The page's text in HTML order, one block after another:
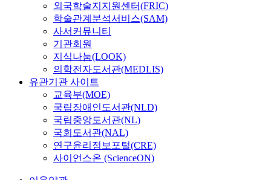
외국학술지지원센터(FRIC)
학술관계분석서비스(SAM)
사서커뮤니티
기관회원
지식나눔(LOOK)
의학전자도서관(MEDLIS)
유관기관 사이트
교육부(MOE)
국립장애인도서관(NLD)
국립중앙도서관(NL)
국회도서관(NAL)
연구윤리정보포털(CRE)
사이언스온 (ScienceON)